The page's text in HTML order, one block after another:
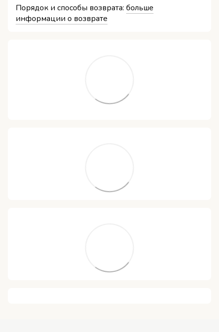
Порядок и способы возврата: больше
информации о возврате